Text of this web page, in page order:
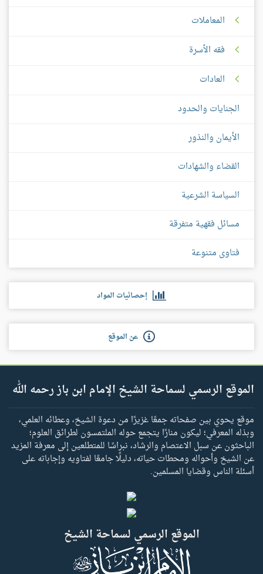
المعاملات
فقه الأسرة
العادات
الجنايات والحدود
الأيمان والنذور
القضاء والشهادات
السياسة الشرعية
مسائل فقهية متفرقة
فتاوى متنوعة
إحصائيات المواد
عن الموقع
الموقع الرسمي لسماحة الشيخ الإمام ابن باز رحمه الله
موقع يحوي بين صفحاته جمعًا غزيرًا من دعوة الشيخ، وعطائه العلمي،
وبذله المعرفي؛ ليكون منارًا يتجمع حوله الملتمسون لطرائق العلوم؛
الباحثون عن سبل الاعتصام والرشاد، نبراسًا للمتطلعين إلى معرفة المزيد
عن الشيخ وأحواله ومحطات حياته، دليلًا جامعًا لفتاويه وإجاباته على
أسئلة الناس وقضايا المسلمين.
الموقع الرسمي لسماحة الشيخ